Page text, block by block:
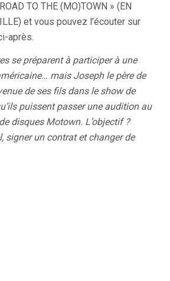
TO THE (MO)TOWN » (EN
et vous pouvez l’écouter sur
après.
se préparent à participer à une
mais Joseph le père de
de ses fils dans le show de
puissent passer une audition au
disques Motown. L’objectif ?
signer un contrat et changer de